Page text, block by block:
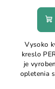
Vysoko
kreslo
je
opletenia